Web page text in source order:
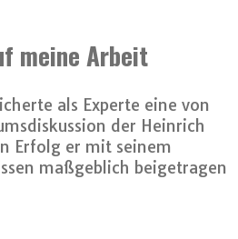
meine Arbeit
als Experte eine von
der Heinrich
Erfolg er mit seinem
maßgeblich beigetragen